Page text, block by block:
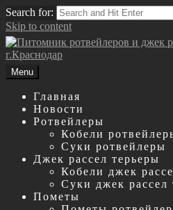
Search for:
Skip to content
Menu
Главная
Новости
Ротвейлеры
Кобели
Суки ротвейлеры
Джек рассел терьеры
Кобели джек
Суки джек рассел
Пометы